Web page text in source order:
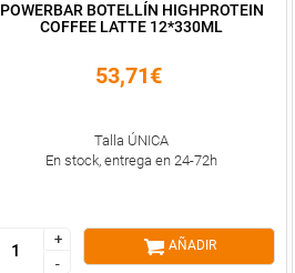
POWERBAR BOTELLÍN HIGHPROTEIN
COFFEE LATTE 12*330ML
53,71€
Talla ÚNICA
En stock, entrega en 24-72h
+
-
+
-
AÑADIR